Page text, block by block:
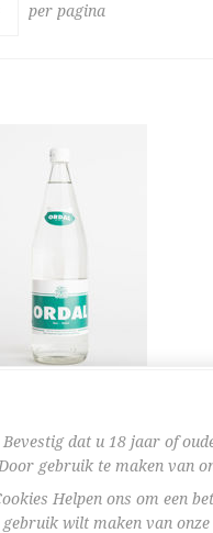
per pagina
BRUISEND 1L X6 *BAK
Bevestig dat u 18 jaar of
Door gebruik te maken van
Helpen ons om een
gebruik wilt maken van